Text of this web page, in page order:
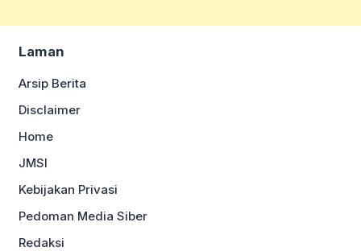
Laman
Arsip Berita
Disclaimer
Home
JMSI
Kebijakan Privasi
Pedoman Media Siber
Redaksi